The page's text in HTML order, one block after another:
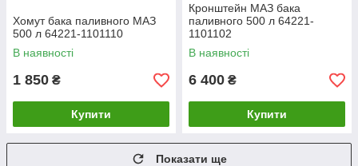
Хомут бака паливного МАЗ
500 л 64221-1101110
В наявності
1 850 ₴
Купити
Кронштейн МАЗ бака
паливного 500 л 64221-
1101102
В наявності
6 400 ₴
Купити
Показати ще